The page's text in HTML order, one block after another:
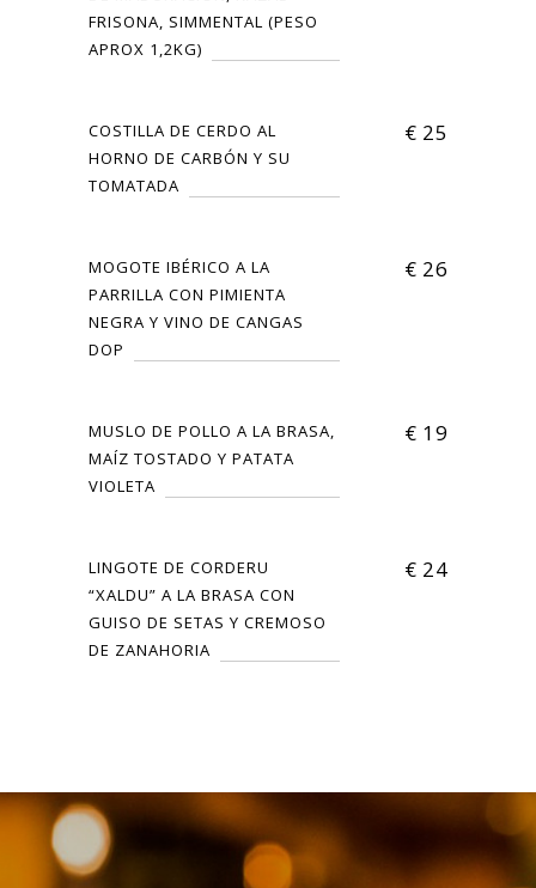
FRISONA, SIMMENTAL (PESO
APROX 1,2KG)
COSTILLA DE CERDO AL
HORNO DE CARBÓN Y SU
TOMATADA
€ 25
MOGOTE IBÉRICO A LA
PARRILLA CON PIMIENTA
NEGRA Y VINO DE CANGAS
DOP
€ 26
MUSLO DE POLLO A LA BRASA,
MAÍZ TOSTADO Y PATATA
VIOLETA
€ 19
LINGOTE DE CORDERU
“XALDU” A LA BRASA CON
GUISO DE SETAS Y CREMOSO
DE ZANAHORIA
€ 24